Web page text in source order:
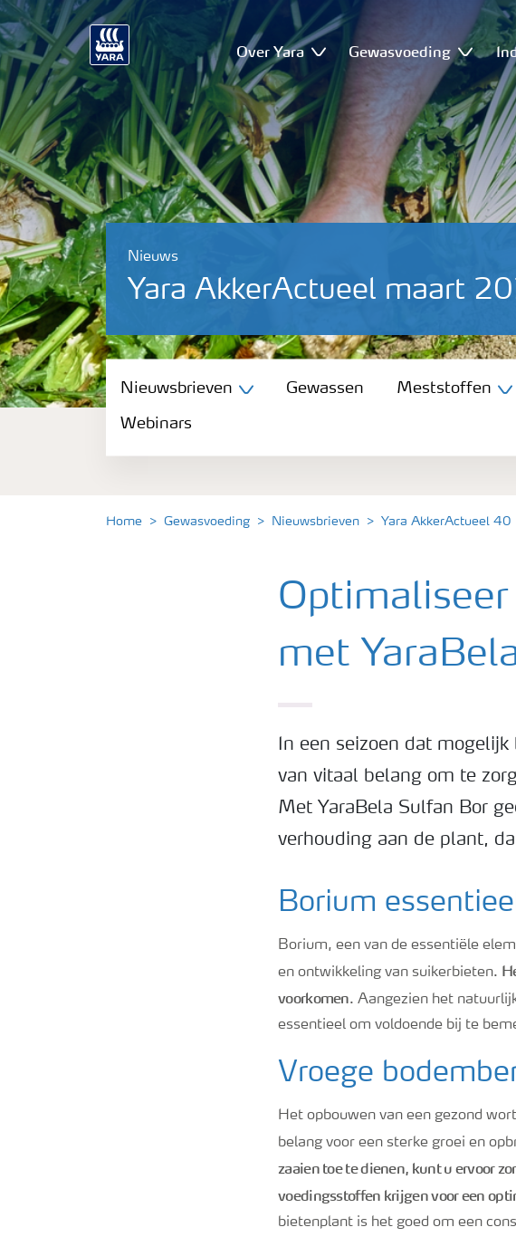
Over Yara Gewasvoeding
Nieuws
Yara AkkerActueel maart
Nieuwsbrieven
Gewassen
Nieuwsbrieven Gewassen Meststoffen
Webinars
Home Gewasvoeding Nieuwsbrieven Yara AkkerActueel 40
met
In een seizoen dat
van vitaal belang om te
Met YaraBela Sulfan Bor
verhouding aan de plant,
Borium
Borium, een van de essentiële
en ontwikkeling van suikerbieten.
voorkomen. Aangezien het
essentieel om voldoende bij te
Vroege
Het opbouwen van een gezond
belang voor een sterke groei en
zaaien toe te dienen, kunt u ervoor
voedingsstoffen krijgen voor een
bietenplant is het goed om een